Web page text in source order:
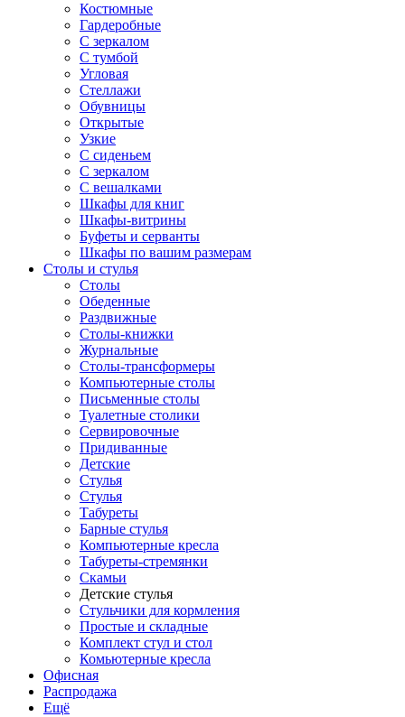
Костюмные
Гардеробные
С зеркалом
С тумбой
Угловая
Стеллажи
Обувницы
Открытые
Узкие
С сиденьем
С зеркалом
С вешалками
Шкафы для книг
Шкафы-витрины
Буфеты и серванты
Шкафы по вашим размерам
Столы и стулья
Столы
Обеденные
Раздвижные
Столы-книжки
Журнальные
Столы-трансформеры
Компьютерные столы
Письменные столы
Туалетные столики
Сервировочные
Придиванные
Детские
Стулья
Стулья
Табуреты
Барные стулья
Компьютерные кресла
Табуреты-стремянки
Скамьи
Детские стулья
Стульчики для кормления
Простые и складные
Комплект стул и стол
Комьютерные кресла
Офисная
Распродажа
Eщё